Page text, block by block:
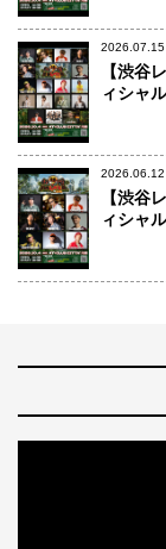
【渋谷
ィシャ
【渋谷
ィシャ